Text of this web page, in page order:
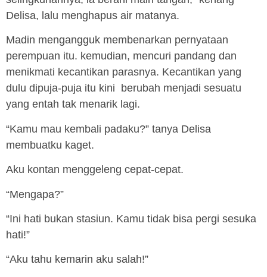
Delisa, lalu menghapus air matanya.
Madin mengangguk membenarkan pernyataan
perempuan itu. kemudian, mencuri pandang dan
menikmati kecantikan parasnya. Kecantikan yang
dulu dipuja-puja itu kini berubah menjadi sesuatu
yang entah tak menarik lagi.
“Kamu mau kembali padaku?” tanya Delisa
membuatku kaget.
Aku kontan menggeleng cepat-cepat.
“Mengapa?”
“Ini hati bukan stasiun. Kamu tidak bisa pergi sesuka
hati!”
“Aku tahu kemarin aku salah!”